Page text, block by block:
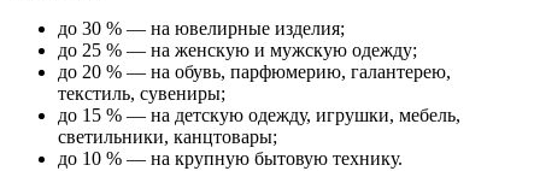
до 30 % — на ювелирные изделия;
до 25 % — на женскую и мужскую одежду;
до 20 % — на обувь, парфюмерию, галантерею,
текстиль, сувениры;
до 15 % — на детскую одежду, игрушки, мебель,
светильники, канцтовары;
до 10 % — на крупную бытовую технику.